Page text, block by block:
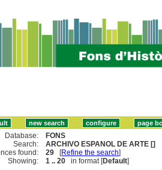
Database:
FONS
Search:
ARCHIVO ESPANOL DE ARTE []
found:
29 [Refine the search]
Showing:
1 .. 20 in format [Default]